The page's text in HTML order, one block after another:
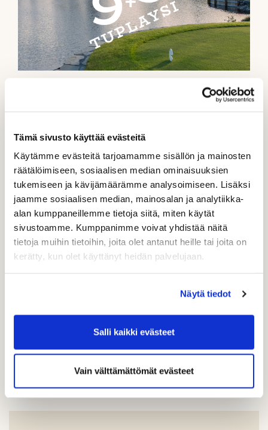
Tämä sivusto käyttää evästeitä
Käytämme evästeitä tarjoamamme sisällön ja mainosten
räätälöimiseen, sosiaalisen median ominaisuuksien
tukemiseen ja kävijämäärämme analysoimiseen. Lisäksi
jaamme sosiaalisen median, mainosalan ja analytiikka-
alan kumppaneillemme tietoja siitä, miten käytät
sivustoamme. Kumppanimme voivat yhdistää näitä
tietoja muihin tietoihin, joita olet antanut heille tai joita on
kerätty, kun olet käyttänyt heidän palvelujaan.
Näytä tiedot
Salli kaikki evästeet
Vain välttämättömät evästeet